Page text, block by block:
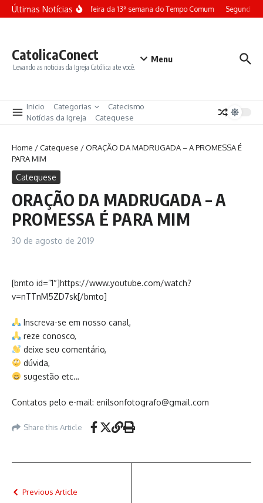
Ir para o conteúdo
Últimas NotíciasTerça-feira da 13ª semana do Tempo Comum Segunda-
CatolicaConect
Levando as noticias da Igreja Católica ate você.
Menu
Inicio Categorias
Catecismo
Notícias da Igreja
Catequese
Home /Catequese /ORAÇÃO DA MADRUGADA – A PROMESSA É
PARA MIM
Catequese
ORAÇÃO DA MADRUGADA – A
PROMESSA É PARA MIM
30 de agosto de 2019
[bmto id=”1″]https://www.youtube.com/watch?
v=nTTnM5ZD7sk[/bmto]
Inscreva-se em nosso canal,
reze conosco,
deixe seu comentário,
dúvida,
sugestão etc…
Contatos pelo e-mail: enilsonfotografo@gmail.com
Share this Article
Previous Article